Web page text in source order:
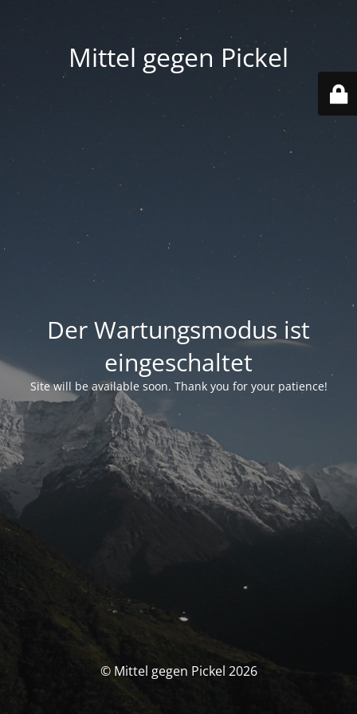
Mittel gegen Pickel
Der Wartungsmodus ist
eingeschaltet
Site will be available soon. Thank you for your patience!
© Mittel gegen Pickel 2026